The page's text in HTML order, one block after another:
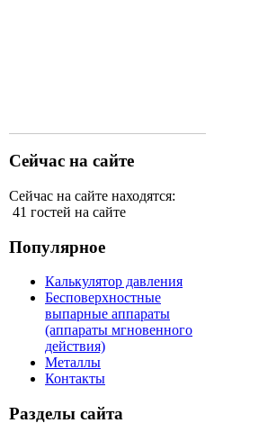
Сейчас на сайте
Сейчас на сайте находятся:
41 гостей на сайте
Популярное
Калькулятор давления
Бесповерхностные
выпарные аппараты
(аппараты мгновенного
действия)
Металлы
Контакты
Разделы сайта